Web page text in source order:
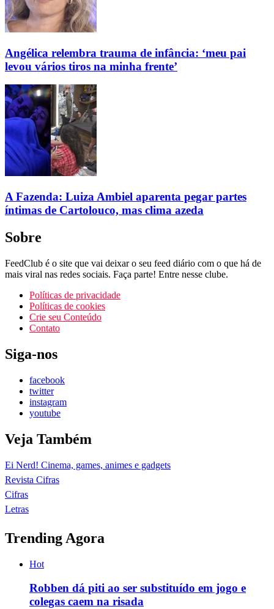
Angélica relembra trauma de infância: ‘meu pai
levou vários tiros na minha frente’
A Fazenda: Luiza Ambiel aparenta pegar partes
íntimas de Cartolouco, mas clima azeda
Sobre
FeedClub é o site que vai deixar o seu feed diário com o que há de
mais viral nas redes sociais. Faça parte! Entre nesse clube.
Políticas de privacidade
Políticas de cookies
Crie seu Conteúdo
Contato
Siga-nos
facebook
twitter
instagram
youtube
Veja Também
Ei Nerd! Cinema, games, animes e gadgets
Revista Cifras
Cifras
Letras
Trending Agora
Hot
Robben dá piti ao ser substituído em jogo e
colegas caem na risada